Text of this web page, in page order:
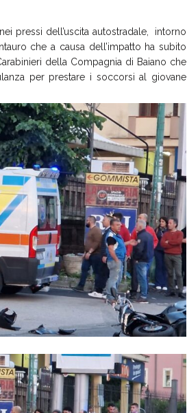
pressi dell’uscita autostradale, intorno
che a causa dell’impatto ha subito
della Compagnia di Baiano che
per prestare i soccorsi al giovane